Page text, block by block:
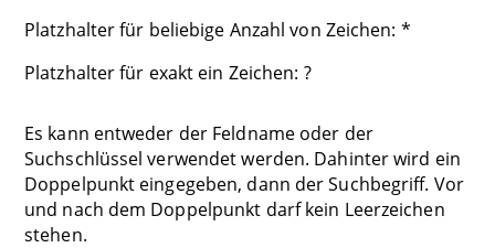
Platzhalter für beliebige Anzahl von Zeichen: *
Platzhalter für exakt ein Zeichen: ?
Es kann entweder der Feldname oder der
Suchschlüssel verwendet werden. Dahinter wird ein
Doppelpunkt eingegeben, dann der Suchbegriff. Vor
und nach dem Doppelpunkt darf kein Leerzeichen
stehen.